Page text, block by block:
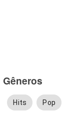
Gêneros
Hits Pop